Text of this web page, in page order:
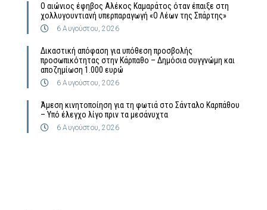
Ο αιώνιος έφηβος Αλέκος Καμαράτος όταν έπαιξε στη
χολλυγουντιανή υπερπαραγωγή «Ο Λέων της Σπάρτης»
6 Αυγούστου, 2026
Δικαστική απόφαση για υπόθεση προσβολής
προσωπικότητας στην Κάρπαθο – Δημόσια συγγνώμη και
αποζημίωση 1.000 ευρώ
6 Αυγούστου, 2026
Άμεση κινητοποίηση για τη φωτιά στο Σάνταλο Καρπάθου
– Υπό έλεγχο λίγο πριν τα μεσάνυχτα
6 Αυγούστου, 2026